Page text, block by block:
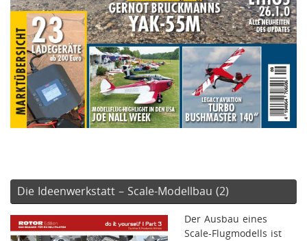
Die Ideenwerkstatt – Scale-Modellbau (2)
Der Ausbau eines
Scale-Flugmodells ist